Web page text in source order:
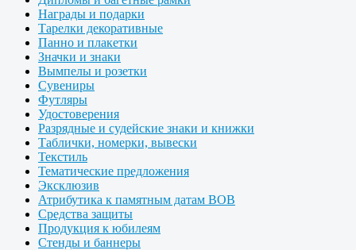
Награды и подарки
Тарелки декоративные
Панно и плакетки
Значки и знаки
Вымпелы и розетки
Сувениры
Футляры
Удостоверения
Разрядные и судейские знаки и книжки
Таблички, номерки, вывески
Текстиль
Тематические предложения
Эксклюзив
Атрибутика к памятным датам ВОВ
Средства защиты
Продукция к юбилеям
Стенды и баннеры